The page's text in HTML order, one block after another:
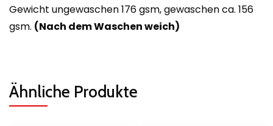
Gewicht ungewaschen 176 gsm, gewaschen ca. 156
gsm. (Nach dem Waschen weich)
Ähnliche Produkte